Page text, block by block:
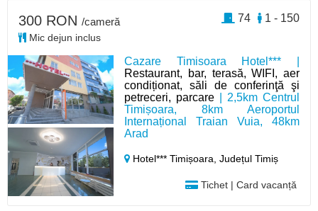
Cazare Timisoara Hotel*** |
Restaurant, bar, terasă, WIFI, aer
condiționat, săli de conferinţă şi
petreceri, parcare | 2,5km Centrul
Timișoara, 8km Aeroportul
Internațional Traian Vuia, 48km
Arad
Hotel*** Timișoara,Județul Timiș
Tichet | Card vacanță
300 RON /cameră
Mic dejun inclus
1 - 150
74